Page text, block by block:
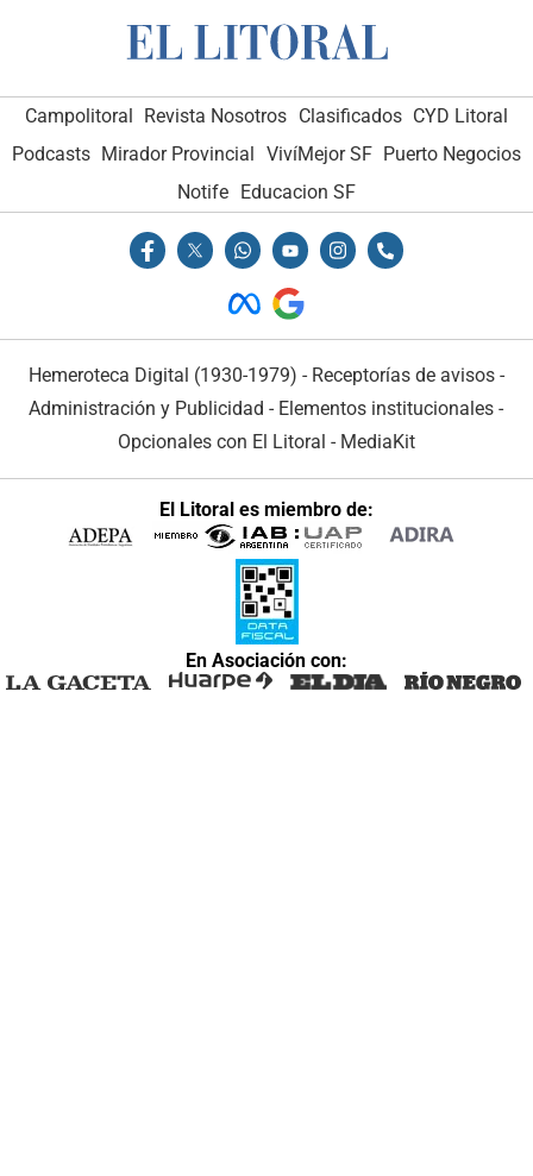
Campolitoral Revista Nosotros Clasificados CYD Litoral
Podcasts Mirador Provincial VivíMejor SF Puerto Negocios
Notife
Educacion SF
Hemeroteca Digital (1930-1979) - Receptorías de avisos -
Administración y Publicidad - Elementos institucionales -
Opcionales con El Litoral - MediaKit
El Litoral es miembro de:
En Asociación con: